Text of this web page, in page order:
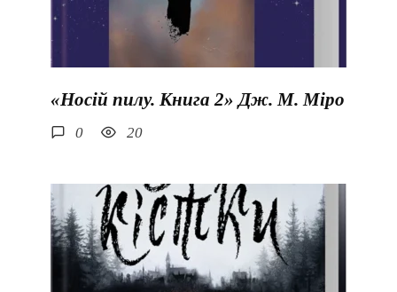
«Носій пилу. Книга 2» Дж. М. Міро
0 20